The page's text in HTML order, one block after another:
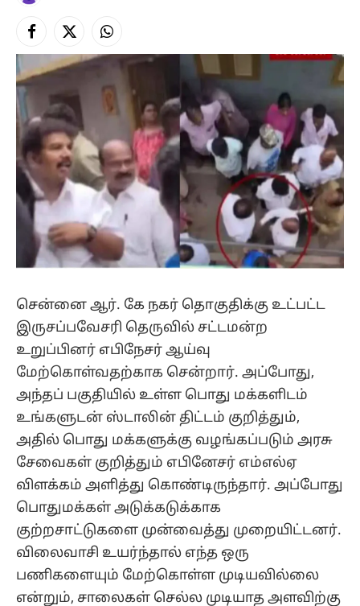
Facebook
X
(Twitter)
Instagram
சென்னை ஆர். கே நகர் தொகுதிக்கு உட்பட்ட
இருசப்பவேசரி தெருவில் சட்டமன்ற
உறுப்பினர் எபிநேசர் ஆய்வு
மேற்கொள்வதற்காக சென்றார். அப்போது,
அந்தப் பகுதியில் உள்ள பொது மக்களிடம்
உங்களுடன் ஸ்டாலின் திட்டம் குறித்தும்,
அதில் பொது மக்களுக்கு வழங்கப்படும் அரசு
சேவைகள் குறித்தும் எபினேசர் எம்எல்ஏ
விளக்கம் அளித்து கொண்டிருந்தார். அப்போது
பொதுமக்கள் அடுக்கடுக்காக
குற்றசாட்டுகளை முன்வைத்து முறையிட்டனர்.
விலைவாசி உயர்ந்தால் எந்த ஒரு
பணிகளையும் மேற்கொள்ள முடியவில்லை
என்றும், சாலைகள் செல்ல முடியாத அளவிற்கு